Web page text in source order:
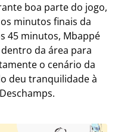
boa parte do jogo,
minutos finais da
45 minutos, Mbappé
da área para
o cenário da
deu tranquilidade à